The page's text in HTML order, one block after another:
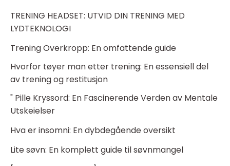
TRENING HEADSET: UTVID DIN TRENING MED
LYDTEKNOLOGI
Trening Overkropp: En omfattende guide
Hvorfor tøyer man etter trening: En essensiell del
av trening og restitusjon
" Pille Kryssord: En Fascinerende Verden av Mentale
Utskeielser
Hva er insomni: En dybdegående oversikt
Lite søvn: En komplett guide til søvnmangel